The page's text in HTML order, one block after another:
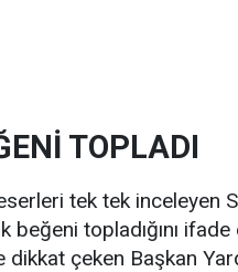
TOPLADI
tek tek inceleyen
beğeni topladığını
çeken Başkan